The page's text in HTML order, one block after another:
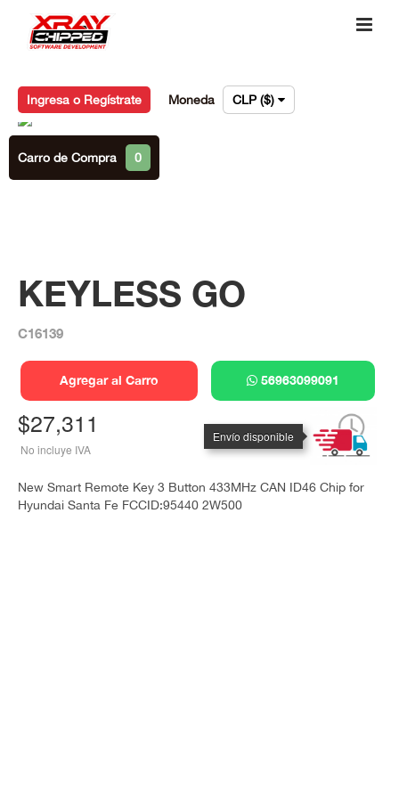
Ingresa o Regístrate Moneda CLP ($)
Carro de Compra 0
KEYLESS GO
C16139
Agregar al Carro 56963099091
$27,311
No incluye IVA
New Smart Remote Key 3 Button 433MHz CAN ID46 Chip for
Hyundai Santa Fe FCCID:95440 2W500